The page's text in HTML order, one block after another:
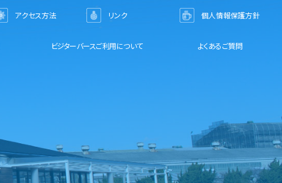
アクセス方法 リンク
個人情報保護方針
ビジターバースご利用について よくあるご質問